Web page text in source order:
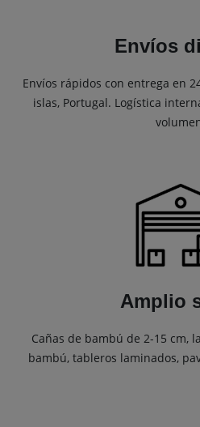
Envíos
Envíos rápidos con entrega en
islas, Portugal. Logística
Amplio
Cañas de bambú de 2-15 cm,
bambú, tableros laminados,